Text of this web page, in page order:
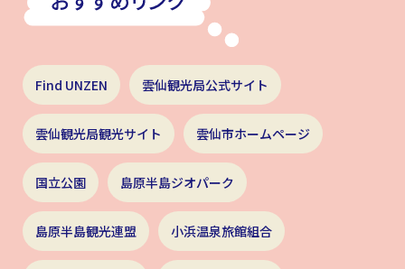
Find UNZEN 雲仙観光局公式サイト
雲仙観光局観光サイト 雲仙市ホームページ
国立公園 島原半島ジオパーク
島原半島観光連盟 小浜温泉旅館組合